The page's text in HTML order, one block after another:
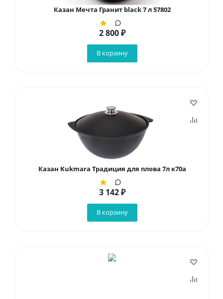
Казан Мечта Гранит black 7 л 57802
2 800₽
В корзину
Казан Kukmara Традиция для плова 7л к70а
3 142₽
В корзину